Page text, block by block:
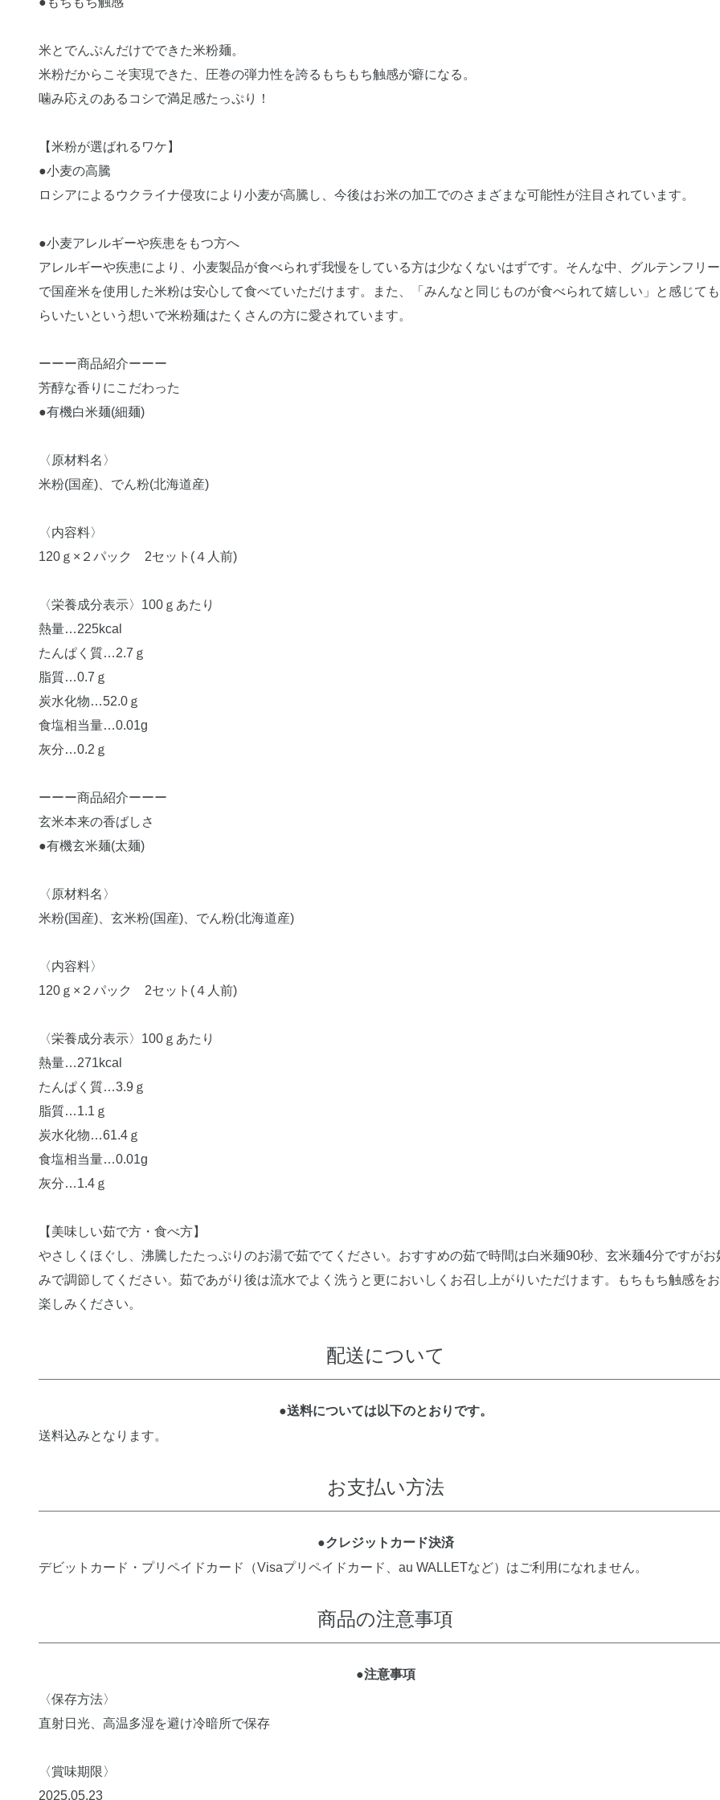
米とでんぷんだけでできた米粉麺。
米粉だからこそ実現できた、圧巻の弾力性を誇るもちもち触感が癖になる。
噛み応えのあるコシで満足感たっぷり！
【米粉が選ばれるワケ】
●小麦の高騰
ロシアによるウクライナ侵攻により小麦が高騰し、今後はお米の加工でのさまざまな可能性が注目されています。
●小麦アレルギーや疾患をもつ方へ
アレルギーや疾患により、小麦製品が食べられず我慢をしている方は少なくないはずです。そんな中、グルテンフリー
で国産米を使用した米粉は安心して食べていただけます。また、「みんなと同じものが食べられて嬉しい」と感じても
らいたいという想いで米粉麺はたくさんの方に愛されています。
ーーー商品紹介ーーー
芳醇な香りにこだわった
●有機白米麺(細麺)
〈原材料名〉
米粉(国産)、でん粉(北海道産)
〈内容料〉
120ｇ×２パック 2セット(４人前)
〈栄養成分表示〉100ｇあたり
熱量…225kcal
たんぱく質…2.7ｇ
脂質…0.7ｇ
炭水化物…52.0ｇ
食塩相当量…0.01g
灰分…0.2ｇ
ーーー商品紹介ーーー
玄米本来の香ばしさ
●有機玄米麺(太麺)
〈原材料名〉
米粉(国産)、玄米粉(国産)、でん粉(北海道産)
〈内容料〉
120ｇ×２パック 2セット(４人前)
〈栄養成分表示〉100ｇあたり
熱量…271kcal
たんぱく質…3.9ｇ
脂質…1.1ｇ
炭水化物…61.4ｇ
食塩相当量…0.01g
灰分…1.4ｇ
【美味しい茹で方・食べ方】
やさしくほぐし、沸騰したたっぷりのお湯で茹でてください。おすすめの茹で時間は白米麺90秒、玄米麺4分ですがお
みで調節してください。茹であがり後は流水でよく洗うと更においしくお召し上がりいただけます。もちもち触感をお
楽しみください。
配送について
●送料については以下のとおりです。
送料込みとなります。
お支払い方法
●クレジットカード決済
デビットカード・プリペイドカード（Visaプリペイドカード、au WALLETなど）はご利用になれません。
商品の注意事項
●注意事項
〈保存方法〉
直射日光、高温多湿を避け冷暗所で保存
〈賞味期限〉
2025.05.23